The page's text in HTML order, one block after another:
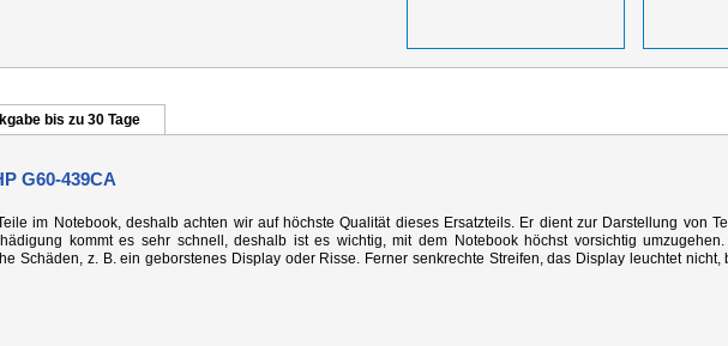
bis zu 30 Tage
G60-439CA
im Notebook, deshalb achten wir auf höchste Qualität dieses Ersatzteils. Er dient zur Darstellung von
kommt es sehr schnell, deshalb ist es wichtig, mit dem Notebook höchst vorsichtig
Schäden, z. B. ein geborstenes Display oder Risse. Ferner senkrechte Streifen, das Display leuchtet nicht,